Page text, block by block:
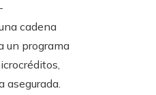
cadena
un programa
asegurada.